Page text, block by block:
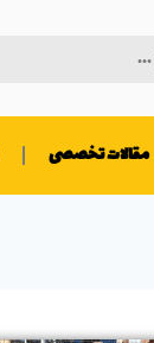
مقالات تخصصی